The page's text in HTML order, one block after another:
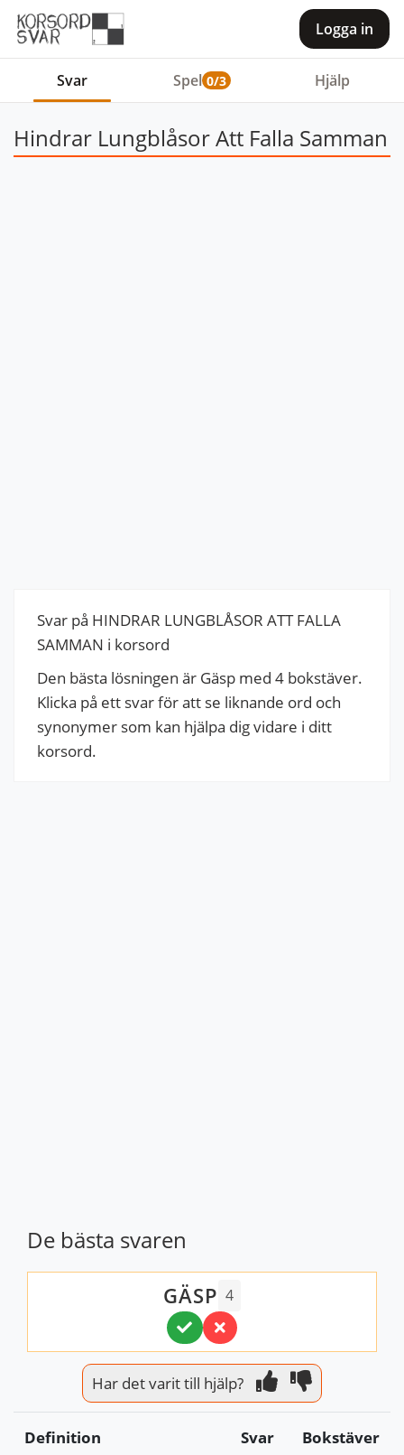
Logga in
Svar Spel 0/3 Hjälp
Hindrar Lungblåsor Att Falla Samman
Svar på HINDRAR LUNGBLÅSOR ATT FALLA
SAMMAN i korsord
Den bästa lösningen är Gäsp med 4 bokstäver.
Klicka på ett svar för att se liknande ord och
synonymer som kan hjälpa dig vidare i ditt
korsord.
De bästa svaren
GÄSP 4
Har det varit till hjälp?
Definition Svar Bokstäver